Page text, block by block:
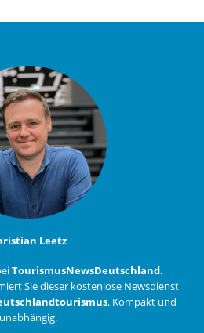
Leetz
TourismusNewsDeutschland.
Sie dieser kostenlose Newsdienst
. Kompakt und
unabhängig.